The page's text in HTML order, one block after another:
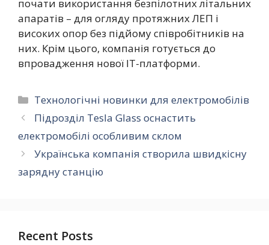
почати використання безпілотних літальних
апаратів – для огляду протяжних ЛЕП і
високих опор без підйому співробітників на
них. Крім цього, компанія готується до
впровадження нової IT-платформи.
Категорії
Технологічні новинки для електромобілів
Підрозділ Tesla Glass оснастить
електромобілі особливим склом
Українська компанія створила швидкісну
зарядну станцію
Recent Posts